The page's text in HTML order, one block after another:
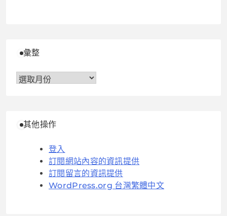
彙整
彙
其他操作
登入
訂閱網站內容的資訊提供
訂閱留言的資訊提供
WordPress.org 台灣繁體中文